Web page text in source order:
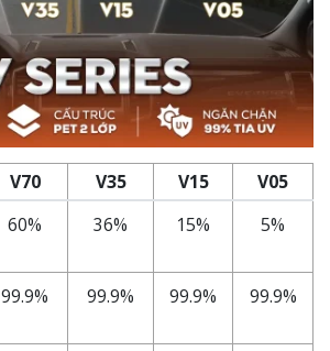
V70 V35 V15
V05
60% 36% 15% 5%
99.9% 99.9% 99.9% 99.9%